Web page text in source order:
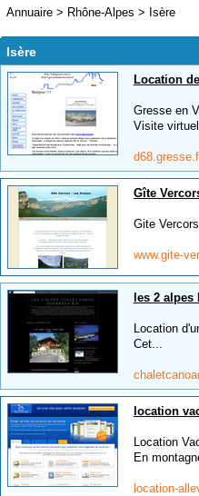
Annuaire > Rhône-Alpes > Isère
Isère
Location
Gresse en
Visite
Gîte
Gite
www.gite-
les 2
Location
Cet...
location
Location
En
location-